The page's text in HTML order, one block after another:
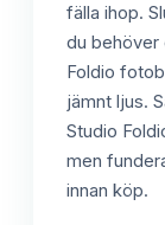
fälla ihop.
du behöver
Foldio
jämnt ljus.
Studio
men
innan köp.